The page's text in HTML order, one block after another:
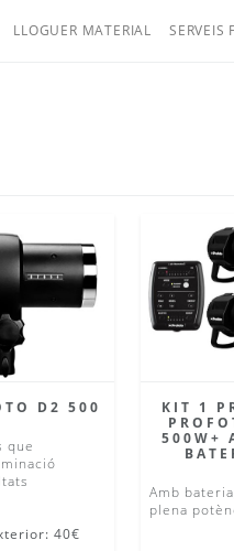
LLOGUER MATERIAL SERVEIS
D2 500
que
40€
KIT 1
500W+
Amb
plena